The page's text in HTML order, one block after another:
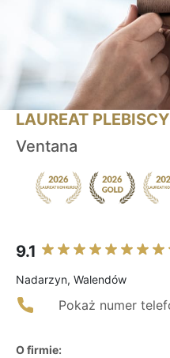
LAUREAT
Ventana
9.1
Nadarzyn, Walendów
Pokaż numer
O firmie: